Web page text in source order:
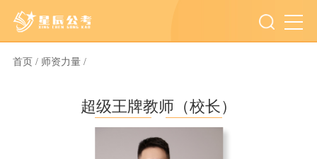
首页 / 师资力量 /
超级王牌教师（校长）